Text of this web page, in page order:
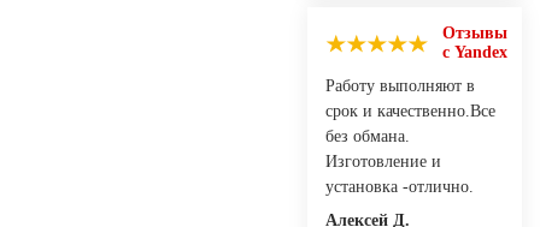
Отзывы
с Yandex
Работу выполняют в
срок и качественно.Все
без обмана.
Изготовление и
установка -отлично.
Алексей Д.